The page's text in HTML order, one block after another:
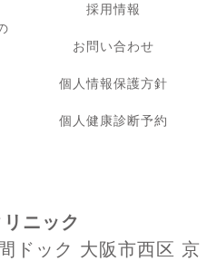
採用情報
お問い合わせ
個人情報保護方針
個人健康診断予約
ニック
ドック 大阪市西区 京